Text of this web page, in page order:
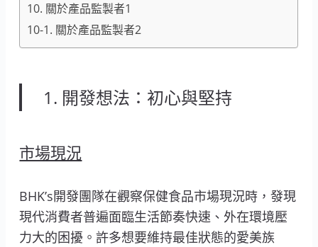
10. 關於產品監製者1
10-1. 關於產品監製者2
1. 開發想法：初心與堅持
市場現況
BHK’s開發團隊在觀察保健食品市場現況時，發現
現代消費者普遍面臨生活節奏快速、外在環境壓
力大的困擾。許多想要維持最佳狀態的愛美族